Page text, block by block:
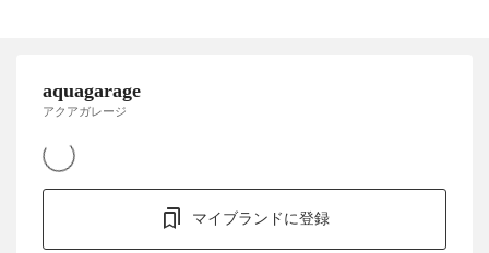
aquagarage
アクアガレージ
マイブランドに登録